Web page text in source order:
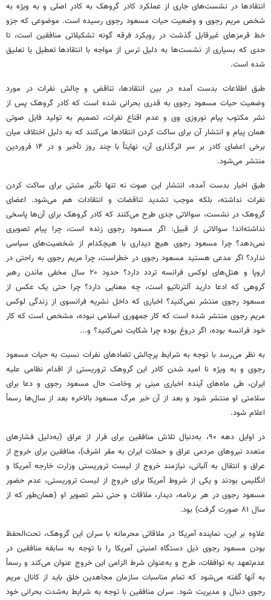
انتقادها در نشست‌های جاری از عملکرد کادر گروهک به کادر اصلی و به ویژه به
شخص مریمرجوی و وضعیت حیات مسعود رجویرسیده است. موضوعی که جزو
خط قرمزهای غیرقابل گذشت در رویکرد فرقه گونه تشکیلاتی منافقین است، تا
حدی که بسیاری از نشست‌ها به دلیل ترس از مواجه با انتقادها تعطیل یا تعلیق
شده است.
طبق اطلاعات بدست آمده در بین انتقادها، تناقض و چالش نفرات در مورد
وضعیت حیات مسعود رجوی به قدری بحرانی شده است که کادر گروهک پس از
نشر مکتوب پیام نوروزی وی و عدم اقناع نفرات، تصمیم به تولید فایل صوتی
همان پیام و انتشار آن برای ساکت کردن انتقادها می‌کنند که به دلیل اختلاف میان
برخی اعضای کادر بر سر اثرگذاری آن، نهایتاً با چند روز تأخیر و در ۱۴ فروردین
منتشر می‌شود.
طبق اخبار بدست آمده، انتشار این صوت نه تنها تأثیر مثبتی برای ساکت کردن
نفرات نداشته، بلکه موجب تشدید تناقضات و انتقادات هم می‌شود. اعضای
گروهک در نشست، سوالاتی جدی طرح می‌کنند که کادر گروهک برای آن‌ها پاسخی
نداشته‌اند! سوالاتی از قبیل: اگر مسعود رجوی زنده است، چرا پیام تصویری
نمی‌دهد؟ چرا مسعود رجوی هیچ دیداری با هیچکدام از شخصیت‌های سیاسی
ندارد؟ اگر مدعی هستید مسعود رجوی در خطراست، چرا مریم رجوی به راحتی در
اروپا و هتل‌های لوکس فرانسه تردد دارد؟ حدود ۲۰ سال مخفی ماندن رهبر
گروهی که ادعا دارید آلترناتیو است، چه معنایی دارد؟ چرا حتی یک عکس از
مسعود رجوی منتشر نمی‌کنید؟ اخباری که داخل نشریه فرانسوی از زندگی لوکس
مریم رجوی منتشر شده است که کار جمهوری اسلامی نبوده، مشخص است که کار
خود فرانسه بوده، اگر دروغ بوده چرا شکایت نمی‌کنید؟ و...
به نظر می‌رسد با توجه به شرایط پرچالش تضادهای نفرات نسبت به حیات مسعود
رجوی و به ویژه نا امید شدن کادر این گروهک تروریستی از اقدام نظامی علیه
ایران، طی ماه‌های آینده اخباری مبنی بر وخامت حال مسعود رجوی و دعا برای
سلامتی او منتشر شود و بعد از آن خبر مرگ مسعود بالاخره بعد از سال‌ها رسماً
اعلام شود.
در اوایل دهه ۹۰، به‌دنبال تلاش منافقین برای فرار از عراق (به‌دلیل فشارهای
متعدد نیروهای مردمی عراق و حملات ایران به مقر اشرف)، منافقین برای خروج از
عراق و انتقال به آلبانی، نیازمند خروج از لیست تروریستی وزارت خارجه آمریکا و
انگلیس بودند و یکی از شروط آمریکا برای خروج از لیست تروریستی، عدم حضور
مسعود رجوی در هر برنامه، دیدار، ملاقات و حتی نشر تصویر او (همان‌طور که از
سال ۸۱ صورت گرفت) بود.
علاوه بر این، نماینده آمریکا در ملاقاتی محرمانه با سران این گروهک، تحت‌الحفظ
بودن مسعود رجوی ذیل دستگاه امنیتی آمریکا را با توجه به سابقه منافقین در
عدم‌تعهد به توافقات، طرح و به‌عنوان شرط الزامی این خروج عنوان می‌کند و رسماً
به آنها گفته می‌شود که تمام مناسبات سازمان مجاهدین خلق باید از کانال مریم
رجوی دنبال و مدیریت شود. سران منافقین با توجه به شرایط به‌شدت بحرانی خود